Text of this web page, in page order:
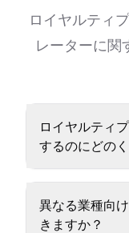
ロイヤルティ
レーターに関
ロイヤルティ
するのにどの
異なる業種向
きますか？